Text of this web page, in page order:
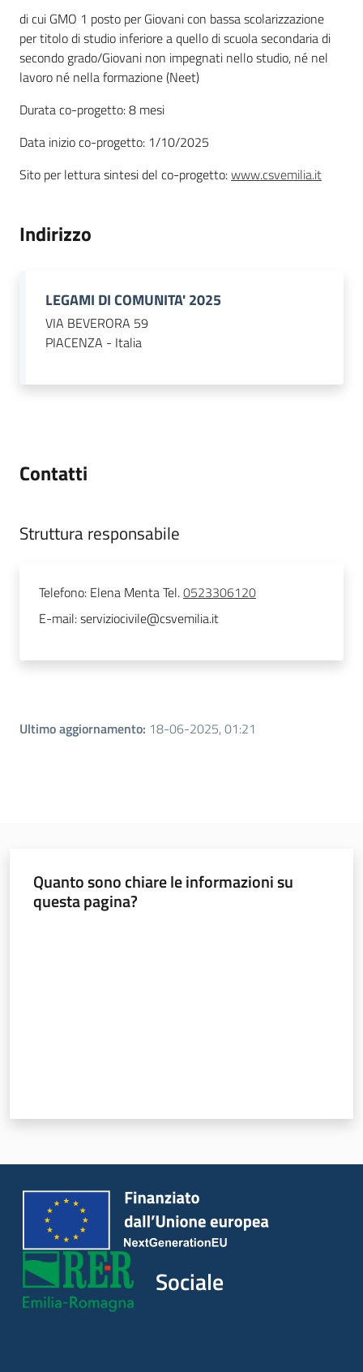
di cui GMO 1 posto per Giovani con bassa scolarizzazione
per titolo di studio inferiore a quello di scuola secondaria di
secondo grado/Giovani non impegnati nello studio, né nel
lavoro né nella formazione (Neet)
Durata co-progetto: 8 mesi
Data inizio co-progetto: 1/10/2025
Sito per lettura sintesi del co-progetto:www.csvemilia.it
Indirizzo
LEGAMI DI COMUNITA' 2025
VIA BEVERORA 59
PIACENZA - Italia
Contatti
Struttura responsabile
Telefono: Elena Menta Tel.0523306120
E-mail:serviziocivile@csvemilia.it
Ultimo aggiornamento: 18-06-2025, 01:21
Quanto sono chiare le informazioni su
questa pagina?
Sociale